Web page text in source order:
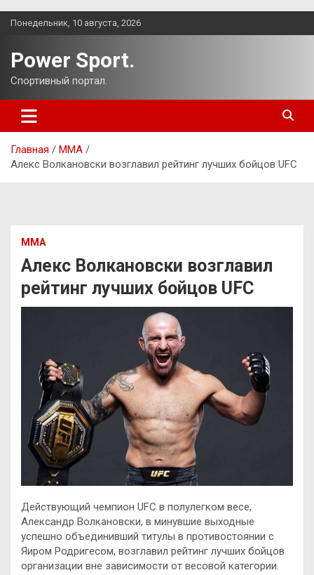
Перейти
Понедельник, 10 августа, 2026
Power Sport.
Спортивный портал.
Главная
ММА
Алекс Волкановски возглавил рейтинг лучших бойцов UFC
ММА
Алекс Волкановски возглавил
рейтинг лучших бойцов UFC
Действующий чемпион UFC в полулегком весе,
Александр Волкановски, в минувшие выходные
успешно объединивший титулы в противостоянии с
Яиром Родригесом, возглавил рейтинг лучших бойцов
организации вне зависимости от весовой категории.